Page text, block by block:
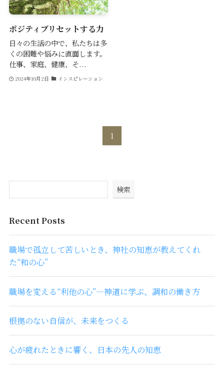
ポジティブリセットする力
日々の生活の中で、私たちは多
くの困難や悩みに直面します。
仕事、家庭、健康、そ...
2024年10月2日 インスピレーション
1
検索
Recent Posts
職場で孤立して苦しいとき、神社の知恵が教えてくれ
た“和の心”
職場を変える“利他の心”―神道に学ぶ、調和の働き方
根拠のない自信が、未来をつくる
心が疲れたときに響く、日本の先人の知恵